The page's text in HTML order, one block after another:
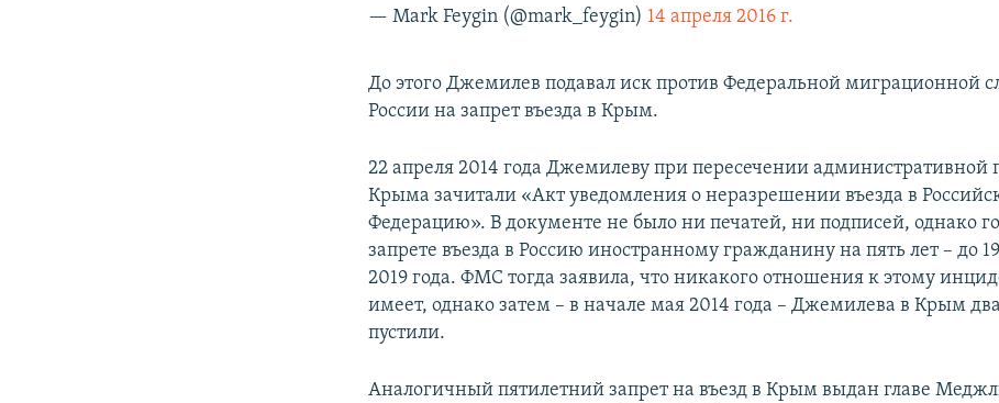
— Mark Feygin (@mark_feygin) 14 апреля 2016 г.
До этого Джемилев подавал иск против Федеральной миграционной
России на запрет въезда в Крым.
22 апреля 2014 года Джемилеву при пересечении административной
Крыма зачитали «Акт уведомления о неразрешении въезда в
Федерацию». В документе не было ни печатей, ни подписей, однако
запрете въезда в Россию иностранному гражданину на пять лет – до
2019 года. ФМС тогда заявила, что никакого отношения к этому
имеет, однако затем – в начале мая 2014 года – Джемилева в Крым
пустили.
Аналогичный пятилетний запрет на въезд в Крым выдан главе